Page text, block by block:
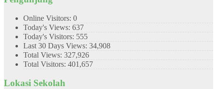
Online Visitors: 0
Today's Views: 637
Today's Visitors: 555
Last 30 Days Views: 34,908
Total Views: 327,926
Total Visitors: 401,657
Lokasi Sekolah